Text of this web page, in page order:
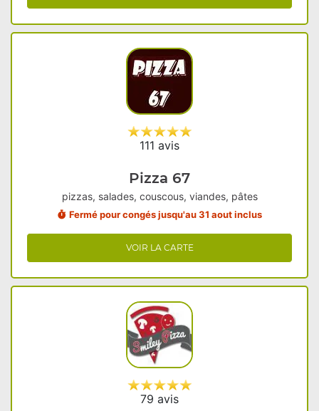
111 avis
Pizza 67
pizzas, salades, couscous, viandes, pâtes
Fermé pour congés jusqu'au 31 aout inclus
VOIR LA CARTE
79 avis